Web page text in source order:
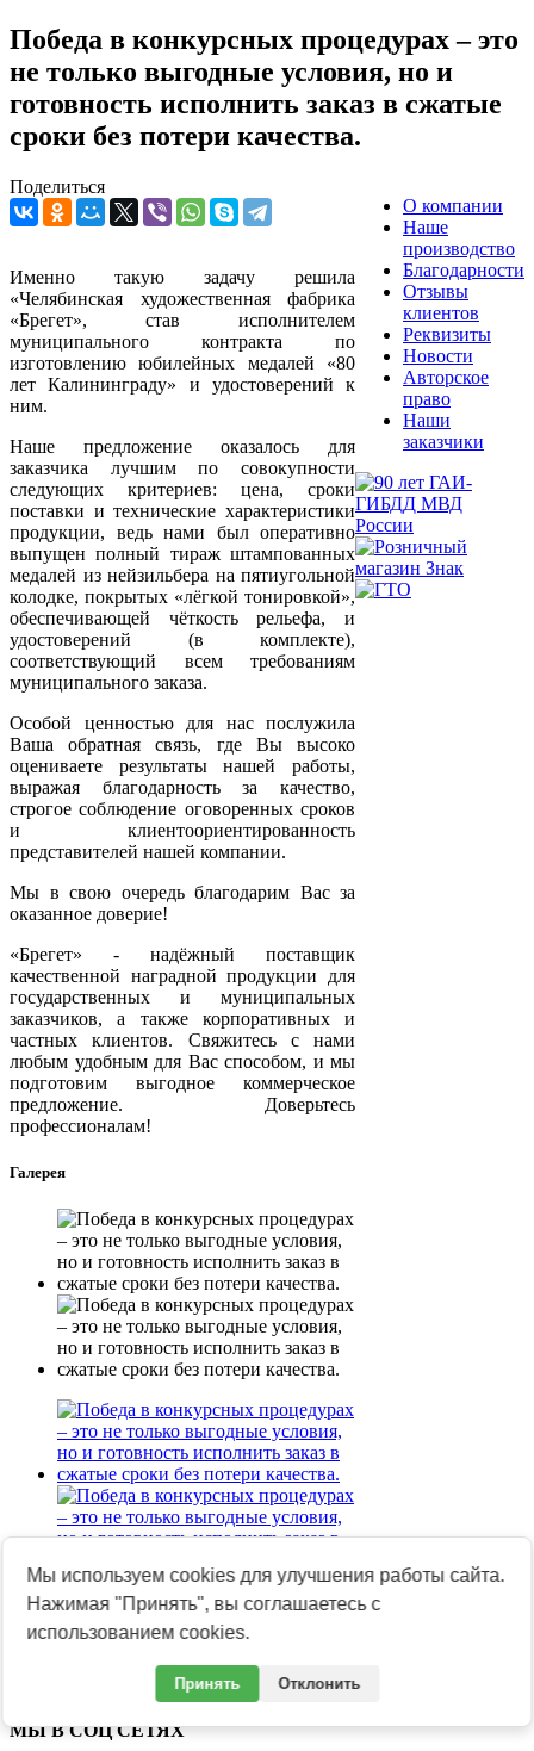
Победа в конкурсных процедурах – это
не только выгодные условия, но и
готовность исполнить заказ в сжатые
сроки без потери качества.
Поделиться
Именно такую задачу решила
«Челябинская художественная фабрика
«Брегет», став исполнителем
муниципального контракта по
изготовлению юбилейных медалей «80
лет Калининграду» и удостоверений к
ним.
Наше предложение оказалось для
заказчика лучшим по совокупности
следующих критериев: цена, сроки
поставки и технические характеристики
продукции, ведь нами был оперативно
выпущен полный тираж штампованных
медалей из нейзильбера на пятиугольной
колодке, покрытых «лёгкой тонировкой»,
обеспечивающей чёткость рельефа, и
удостоверений (в комплекте),
соответствующий всем требованиям
муниципального заказа.
Особой ценностью для нас послужила
Ваша обратная связь, где Вы высоко
оцениваете результаты нашей работы,
выражая благодарность за качество,
строгое соблюдение оговоренных сроков
и клиентоориентированность
представителей нашей компании.
Мы в свою очередь благодарим Вас за
оказанное доверие!
«Брегет» - надёжный поставщик
качественной наградной продукции для
государственных и муниципальных
заказчиков, а также корпоративных и
частных клиентов. Свяжитесь с нами
любым удобным для Вас способом, и мы
подготовим выгодное коммерческое
предложение. Доверьтесь
профессионалам!
Галерея
Поделиться
О компании
Наше
производство
Благодарности
Отзывы
клиентов
Реквизиты
Новости
Авторское
право
Наши
заказчики
МЫ В СОЦ СЕТЯХ
Мы используем cookies для улучшения работы сайта.
Нажимая "Принять", вы соглашаетесь с
использованием cookies.
Принять Отклонить